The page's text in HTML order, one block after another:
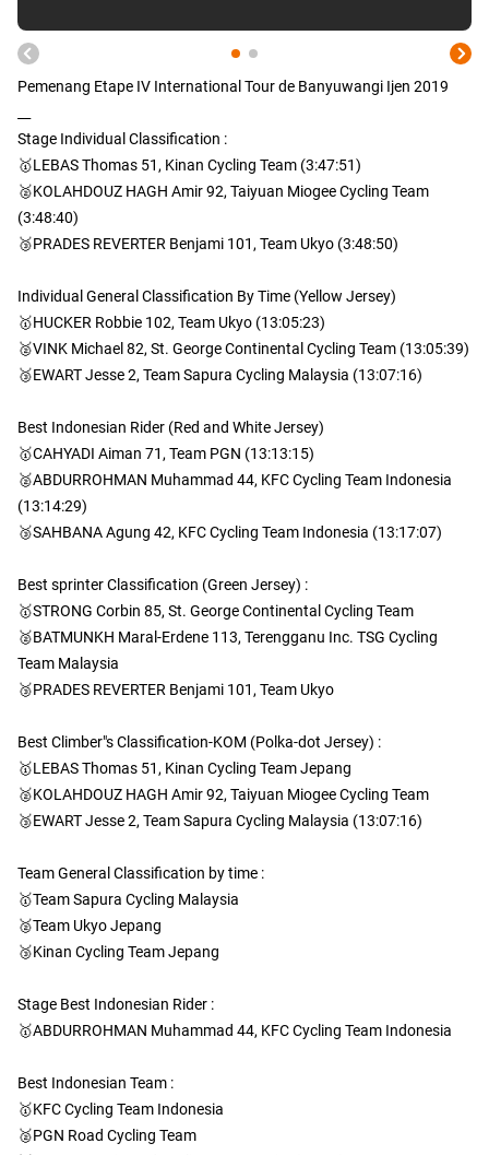
Pemenang Etape IV International Tour de Banyuwangi Ijen 2019
Stage Individual Classification :
🥇LEBAS Thomas 51, Kinan Cycling Team (3:47:51)
🥈KOLAHDOUZ HAGH Amir 92, Taiyuan Miogee Cycling Team
(3:48:40)
🥉PRADES REVERTER Benjami 101, Team Ukyo (3:48:50)
Individual General Classification By Time (Yellow Jersey)
🥇HUCKER Robbie 102, Team Ukyo (13:05:23)
🥈VINK Michael 82, St. George Continental Cycling Team (13:05:39)
🥉EWART Jesse 2, Team Sapura Cycling Malaysia (13:07:16)
Best Indonesian Rider (Red and White Jersey)
🥇CAHYADI Aiman 71, Team PGN (13:13:15)
🥈ABDURROHMAN Muhammad 44, KFC Cycling Team Indonesia
(13:14:29)
🥉SAHBANA Agung 42, KFC Cycling Team Indonesia (13:17:07)
Best sprinter Classification (Green Jersey) :
🥇STRONG Corbin 85, St. George Continental Cycling Team
🥈BATMUNKH Maral-Erdene 113, Terengganu Inc. TSG Cycling
Team Malaysia
🥉PRADES REVERTER Benjami 101, Team Ukyo
Best Climber"s Classification-KOM (Polka-dot Jersey) :
🥇LEBAS Thomas 51, Kinan Cycling Team Jepang
🥈KOLAHDOUZ HAGH Amir 92, Taiyuan Miogee Cycling Team
🥉EWART Jesse 2, Team Sapura Cycling Malaysia (13:07:16)
Team General Classification by time :
🥇Team Sapura Cycling Malaysia
🥈Team Ukyo Jepang
🥉Kinan Cycling Team Jepang
Stage Best Indonesian Rider :
🥇ABDURROHMAN Muhammad 44, KFC Cycling Team Indonesia
Best Indonesian Team :
🥇KFC Cycling Team Indonesia
🥈PGN Road Cycling Team